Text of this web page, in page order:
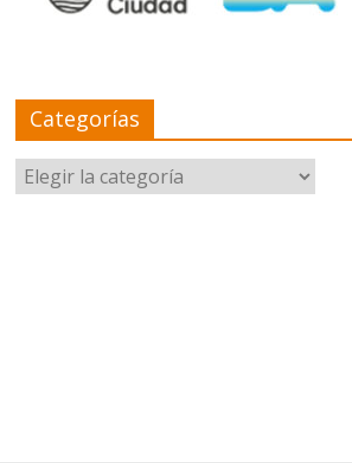
Categorías
Categorías